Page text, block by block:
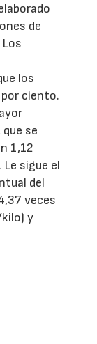
de
los
ciento.
se
1,12
sigue el
del
veces
y